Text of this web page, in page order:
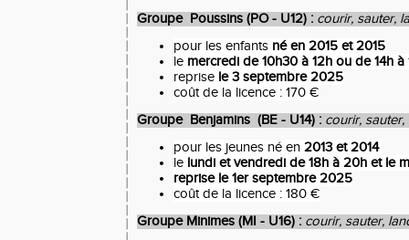
Groupe Poussins (PO - U12) : courir, sauter,
pour les enfants né en 2015 et 2015
le mercredi de 10h30 à 12h ou de 14h à
reprise le 3 septembre 2025
coût de la licence : 170 €
Groupe Benjamins (BE - U14) : courir, sauter,
pour les jeunes né en 2013 et 2014
le lundi et vendredi de 18h à 20h et le
reprise le 1er septembre 2025
coût de la licence : 180 €
Groupe Minimes (MI - U16) : courir, sauter,